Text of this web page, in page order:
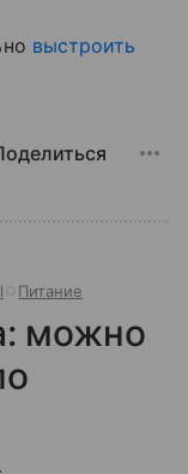
выстроить
Питание
можно